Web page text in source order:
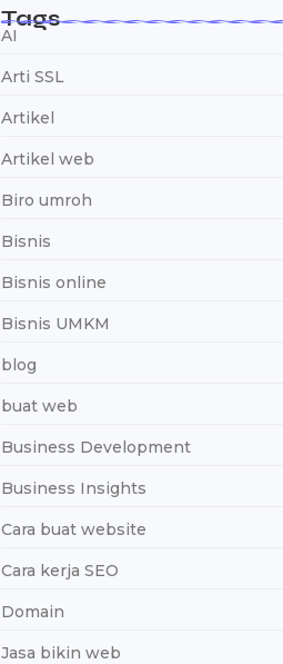
Tags
AI
Arti SSL
Artikel
Artikel web
Biro umroh
Bisnis
Bisnis online
Bisnis UMKM
blog
buat web
Business Development
Business Insights
Cara buat website
Cara kerja SEO
Domain
Jasa bikin web